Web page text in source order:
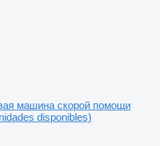
машина скорой помощи
disponibles)